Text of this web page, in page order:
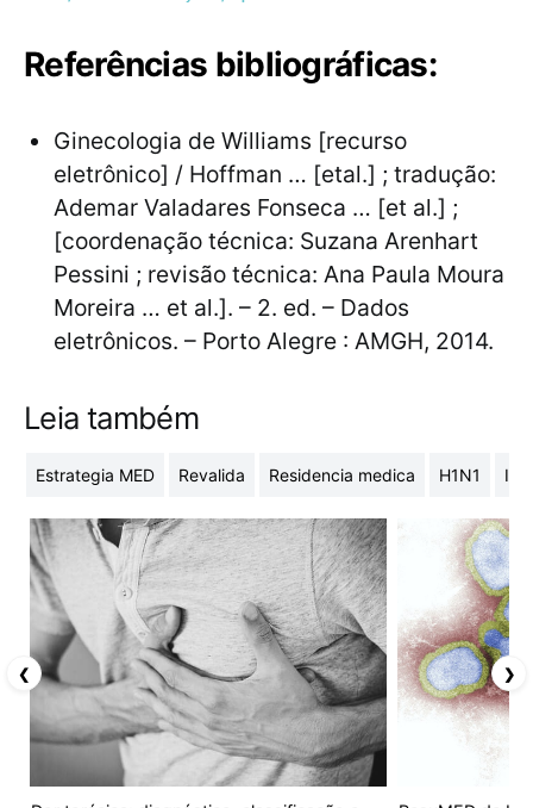
Referências bibliográficas:
Ginecologia de Williams [recurso
eletrônico] / Hoffman … [etal.] ; tradução:
Ademar Valadares Fonseca … [et al.] ;
[coordenação técnica: Suzana Arenhart
Pessini ; revisão técnica: Ana Paula Moura
Moreira … et al.]. – 2. ed. – Dados
eletrônicos. – Porto Alegre : AMGH, 2014.
Leia também
Estrategia MED Revalida Residencia medica H1N1
❮ ❯